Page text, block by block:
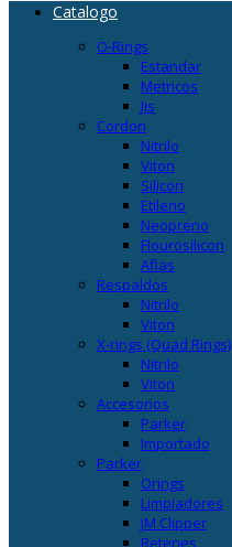
Catalogo
O-Rings
Estandar
Metricos
Jis
Cordon
Nitrilo
Viton
Silicon
Etileno
Neopreno
Flourosilicon
Aflas
Respaldos
Nitrilo
Viton
X-rings (Quad Rings)
Nitrilo
Viton
Accesorios
Parker
Importado
Parker
Orings
Limpiadores
JM Clipper
Retenes